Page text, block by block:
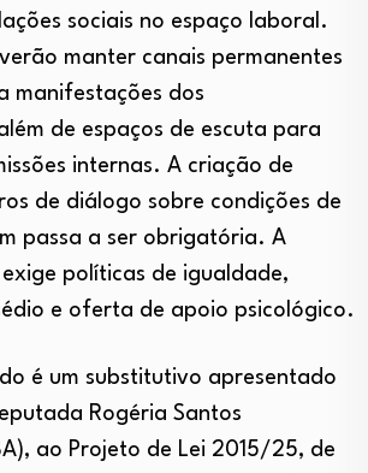
sociais no espaço laboral.
manter canais permanentes
manifestações dos
de espaços de escuta para
internas. A criação de
de diálogo sobre condições de
passa a ser obrigatória. A
políticas de igualdade,
e oferta de apoio psicológico.
é um substitutivo apresentado
Rogéria Santos
ao Projeto de Lei 2015/25, de